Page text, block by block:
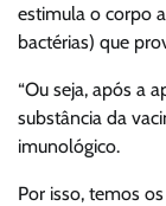
estimula o corpo
bactérias) que
“Ou seja, após a
substância da
imunológico.
Por isso, temos